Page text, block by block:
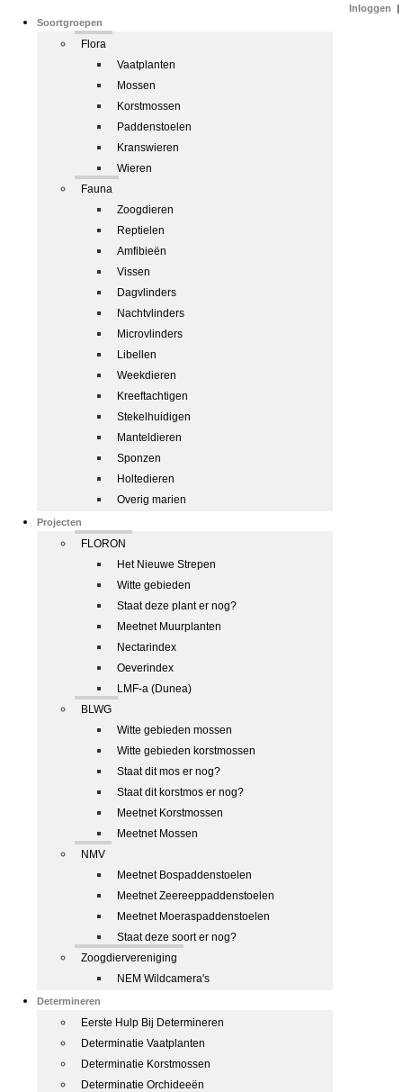
Soortgroepen
Flora
Vaatplanten
Mossen
Korstmossen
Paddenstoelen
Kranswieren
Wieren
Fauna
Zoogdieren
Reptielen
Amfibieën
Vissen
Dagvlinders
Nachtvlinders
Microvlinders
Libellen
Weekdieren
Kreeftachtigen
Stekelhuidigen
Manteldieren
Sponzen
Holtedieren
Overig marien
Projecten
FLORON
Het Nieuwe Strepen
Witte gebieden
Staat deze plant er nog?
Meetnet Muurplanten
Nectarindex
Oeverindex
LMF-a (Dunea)
BLWG
Witte gebieden mossen
Witte gebieden korstmossen
Staat dit mos er nog?
Staat dit korstmos er nog?
Meetnet Korstmossen
Meetnet Mossen
NMV
Meetnet Bospaddenstoelen
Meetnet Zeereeppaddenstoelen
Meetnet Moeraspaddenstoelen
Staat deze soort er nog?
Zoogdiervereniging
NEM Wildcamera's
Determineren
Eerste Hulp Bij Determineren
Determinatie Vaatplanten
Determinatie Korstmossen
Determinatie Orchideeën
Inloggen |